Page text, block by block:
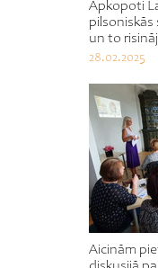
Apkopoti
pilsoniskās
un to
28.02.2025
Aicinām